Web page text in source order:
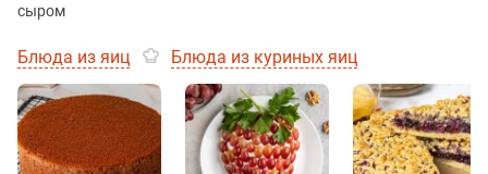
сыром
Блюда из яиц Блюда из куриных яиц